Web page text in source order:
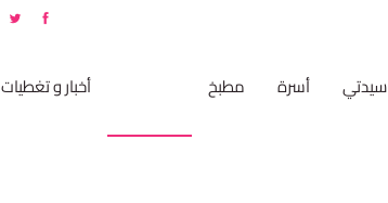
سيدتي أسرة مطبخ أخبار و تغطيات